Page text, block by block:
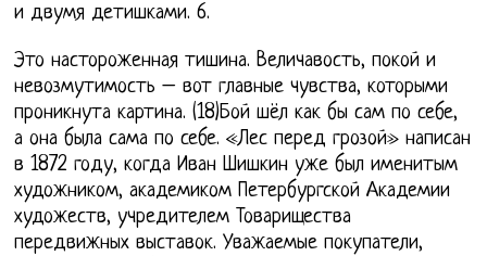
и двумя детишками. 6.
Это настороженная тишина. Величавость, покой и
невозмутимость – вот главные чувства, которыми
проникнута картина. (18)Бой шёл как бы сам по себе,
а она была сама по себе. «Лес перед грозой» написан
в 1872 году, когда Иван Шишкин уже был именитым
художником, академиком Петербургской Академии
художеств, учредителем Товарищества
передвижных выставок. Уважаемые покупатели,